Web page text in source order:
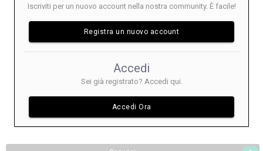
Iscriviti per un nuovo account nella nostra community. È facile!
Registra un nuovo account
Accedi
Sei già registrato? Accedi qui.
Accedi Ora